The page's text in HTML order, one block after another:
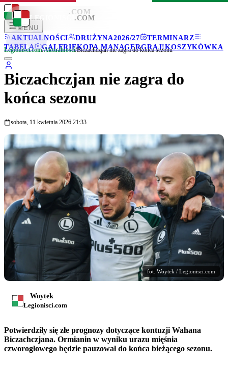
LEGIONISCI .COM
MENU
AKTUALNOŚCI
DRUŻYNA2026/27
TERMINARZ
TABELA
GALERIEKOPA MANAGERGRAJ!KOSZYKÓWKA
LEGIONISCI .COM
Legionisci.com/Aktualności/Biczachczjan nie zagra do końca sezonu
Biczachczjan nie zagra do
końca sezonu
sobota, 11 kwietnia 2026 21:33
fot. Woytek / Legionisci.com
Woytek
Legionisci.com
Potwierdziły się złe prognozy dotyczące kontuzji Wahana
Biczachczjana. Ormianin w wyniku urazu mięśnia
czworogłowego będzie pauzował do końca bieżącego sezonu.